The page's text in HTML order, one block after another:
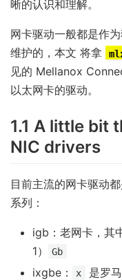
晰的认识和理解。
网卡驱动一般都是作
维护的，本文 将拿
见的 Mellanox
以太网卡的驱动。
1.1 A little bit
NIC drivers
目前主流的网卡驱动
系列：
igb：老网卡，其
1）
Gb
ixgbe： x 是罗